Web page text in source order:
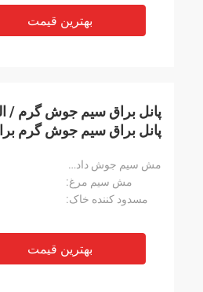
بهترین قیمت
پانل براق سیم جوش گرم
مش سیم جوش داده شده:
مش سیم مرغ:
مسدود کننده خاک:
بهترین قیمت